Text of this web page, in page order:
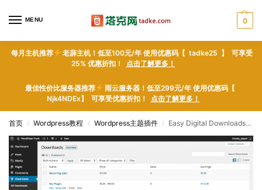
MENU 0
每月主机推荐
老薜主机！低至100元/年 使用优惠码【 tadke25 】 可享受
25% 优惠折扣！ 点击了解更多！
最佳性价比服务器推荐
雨云服务器！低至299元/年 使用优惠码【
Njk4NDEx】 可享受优惠折扣！ 点击了解更多！
首页 / Wordpress教程 / Wordpress主题插件 / Easy Digital Downloads – WordPress plugin WordPress插件下载